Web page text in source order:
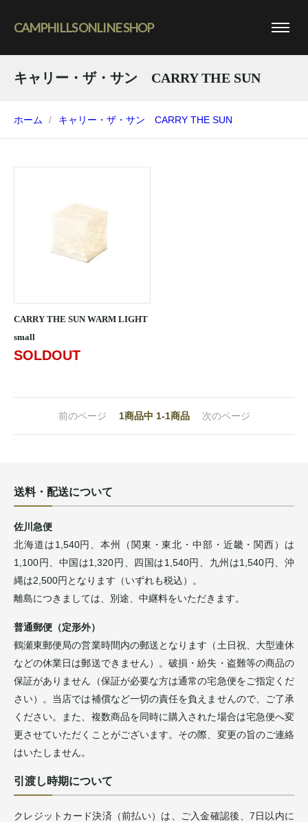
CAMPHILLS ONLINE SHOP
キャリー・ザ・サン CARRY THE SUN
ホーム キャリー・ザ・サン CARRY THE SUN
CARRY THE SUN WARM LIGHT
small
SOLDOUT
前のページ 1商品中 1-1商品 次のページ
送料・配送について
佐川急便
北海道は1,540円、本州（関東・東北・中部・近畿・関西）は
1,100円、中国は1,320円、四国は1,540円、九州は1,540円、沖
縄は2,500円となります（いずれも税込）。
離島につきましては、別途、中継料をいただきます。
普通郵便（定形外）
鶴瀬東郵便局の営業時間内の郵送となります（土日祝、大型連休
などの休業日は郵送できません）。破損・紛失・盗難等の商品の
保証がありません（保証が必要な方は通常の宅急便をご指定くだ
さい）。当店では補償など一切の責任を負えませんので、ご了承
ください。また、複数商品を同時に購入された場合は宅急便へ変
更させていただくことがございます。その際、変更の旨のご連絡
はいたしません。
引渡し時期について
クレジットカード決済（前払い）は、ご入金確認後、7日以内に